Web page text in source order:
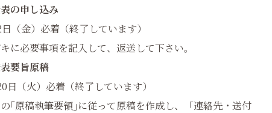
の申し込み
（金）必着（終了しています）
に必要事項を記入して、返送して下さい。
要旨原稿
日（火）必着（終了しています）
｢原稿執筆要領｣に従って原稿を作成し、「連絡先・送付